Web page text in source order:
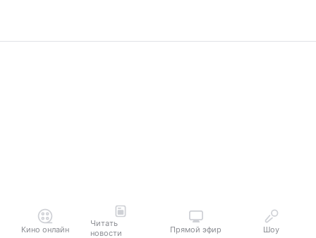
Кино онлайн
Читать
новости
Прямой эфир Шоу